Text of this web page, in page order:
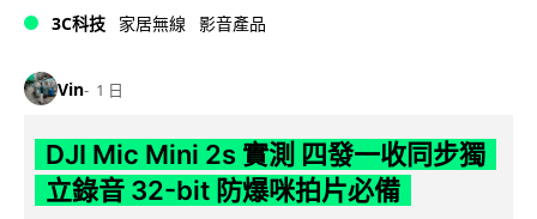
3C科技 家居無線 影音產品
Vin 1 日
DJI Mic Mini 2s 實測 四發一收同步獨
立錄音 32-bit 防爆咪拍片必備